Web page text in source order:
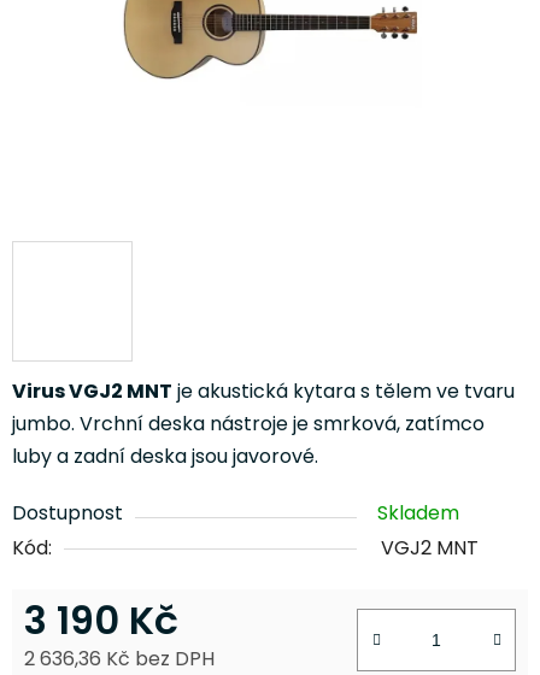
Virus VGJ2 MNT je akustická kytara s tělem ve tvaru
jumbo. Vrchní deska nástroje je smrková, zatímco
luby a zadní deska jsou javorové.
Dostupnost
Skladem
Kód:
VGJ2 MNT
3 190 Kč
2 636,36 Kč bez DPH